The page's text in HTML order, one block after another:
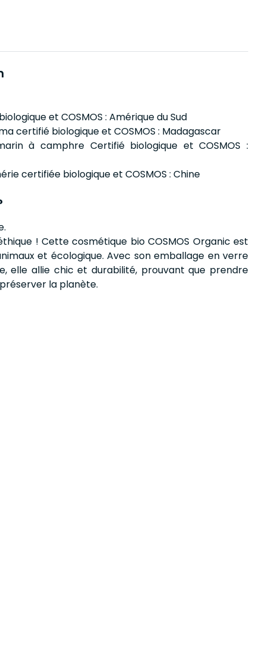
et COSMOS : Amérique du Sud
certifié biologique et COSMOS : Madagascar
à camphre Certifié biologique et COSMOS :
certifiée biologique et COSMOS : Chine
! Cette cosmétique bio COSMOS Organic est
et écologique. Avec son emballage en verre
elle allie chic et durabilité, prouvant que prendre
la planète.